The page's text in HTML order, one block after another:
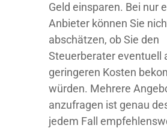
Geld einsparen. Bei nur
Anbieter können Sie
abschätzen, ob Sie den
Steuerberater eventuell
geringeren Kosten
würden. Mehrere
anzufragen ist genau
jedem Fall